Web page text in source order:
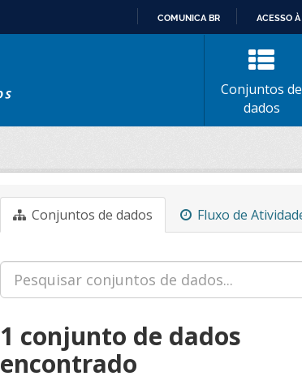
CONTEÚDO
COMUNICA BR ACESSO
Conjuntos de
dados
Conjuntos de dados Fluxo de
1 conjunto de dados
encontrado